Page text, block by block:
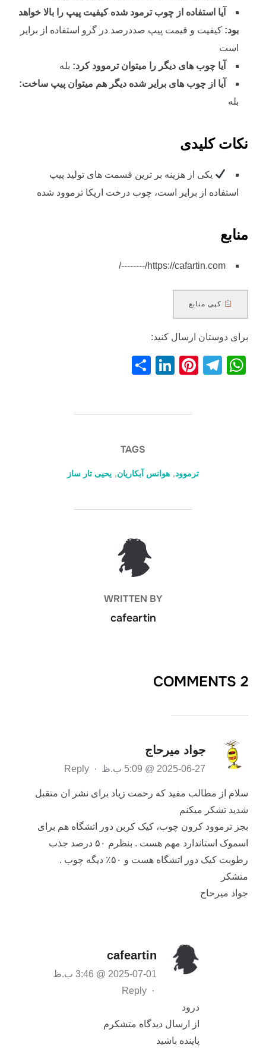
آیا استفاده از چوب ترمود شده کیفیت پیپ را بالا خواهد
بود: کیفیت و قیمت پیپ صددرصد در گرو استفاده از برایر
است
آیا چوب های دیگر را میتوان ترموود کرد: بله
آیا از چوب های برایر شده دیگر هم میتوان پیپ ساخت:
بله
نکات کلیدی
یکی از هزینه بر ترین قسمت های تولید پیپ
استفاده از برایر است، چوب درخت اریکا ترموود شده
منابع
https://cafartin.com/--------/
کپی منابع
برای دوستان ارسال کنید:
W
T
Pi
Li
dI
TAGS
ترموود, هوانس آبکاریان, یحیی تار ساز
POST AUTHOR
WRITTEN BY
cafeartin
2 COMMENTS
جواد میرحاج
2025-06-27 @ 5:09 ب.ظ ·
Reply
سلام از مطالب مفید که رحمت زیاد برای نشر ان متقبل
شدید تشکر میکنم
بجز ترموود کرون چوب، کیک کربن دور اتشگاه هم برای
اسموک استاندارد مهم هست . بنظرم ۵۰ درصد جذب
رطوبت کیک دور اتشگاه هست و ۵۰٪ دیگه چوب .
متشکر
جواد میرحاج
cafeartin
2025-07-01 @ 3:46 ب.ظ
·
Reply
درود
از ارسال دیدگاه متشکرم
پاینده باشید